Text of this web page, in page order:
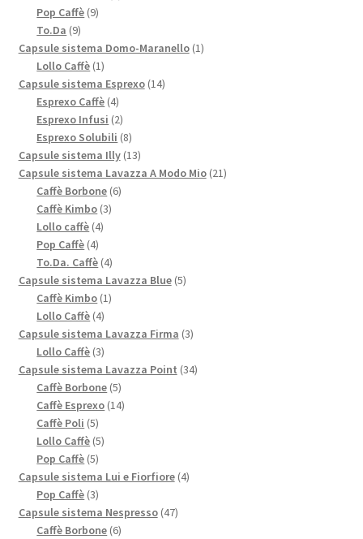
Pop Caffè 99
To.Da 99
prodotti
Capsule sistema Domo-Maranello 11
Lollo Caffè 11
prodotto
Capsule sistema Esprexo 1414
Esprexo Caffè 44
prodotti
Esprexo Infusi 22
prodotti
Esprexo Solubili 88
prodotti
Capsule sistema Illy 1313
prodotti
Capsule sistema Lavazza A Modo Mio 2121
Caffè Borbone 66
Caffè Kimbo 33
Lollo caffè 44
Pop Caffè 44
prodotti
To.Da. Caffè 44
prodotti
Capsule sistema Lavazza Blue 55
Caffè Kimbo 11
Lollo Caffè 44
prodotti
Capsule sistema Lavazza Firma 33
Lollo Caffè 33
prodotti
Capsule sistema Lavazza Point 3434
Caffè Borbone 55
prodotti
Caffè Esprexo 1414
Caffè Poli 55
prodotti
Lollo Caffè 55
Pop Caffè 55
prodotti
Capsule sistema Lui e Fiorfiore 44
Pop Caffè 33
prodotti
Capsule sistema Nespresso 4747
Caffè Borbone 66